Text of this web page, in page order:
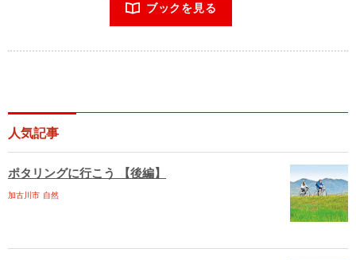
ブックを見る
人気記事
ポタリングに行こう 【後編】
加古川市 自然